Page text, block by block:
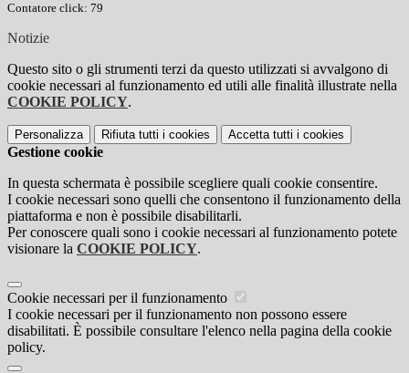
Contatore click: 79
Notizie
Questo sito o gli strumenti terzi da questo utilizzati si avvalgono di
cookie necessari al funzionamento ed utili alle finalità illustrate nella
COOKIE POLICY.
Personalizza Rifiuta tutti i cookies Accetta tutti i cookies
Gestione cookie
In questa schermata è possibile scegliere quali cookie consentire.
I cookie necessari sono quelli che consentono il funzionamento della
piattaforma e non è possibile disabilitarli.
Per conoscere quali sono i cookie necessari al funzionamento potete
visionare la COOKIE POLICY.
Cookie necessari per il funzionamento
I cookie necessari per il funzionamento non possono essere
disabilitati. È possibile consultare l'elenco nella pagina della cookie
policy.